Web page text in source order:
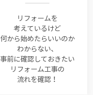
リフォームを
考えているけど
何から始めたらいいのか
わからない、
事前に確認しておきたい
リフォーム工事の
流れを確認！